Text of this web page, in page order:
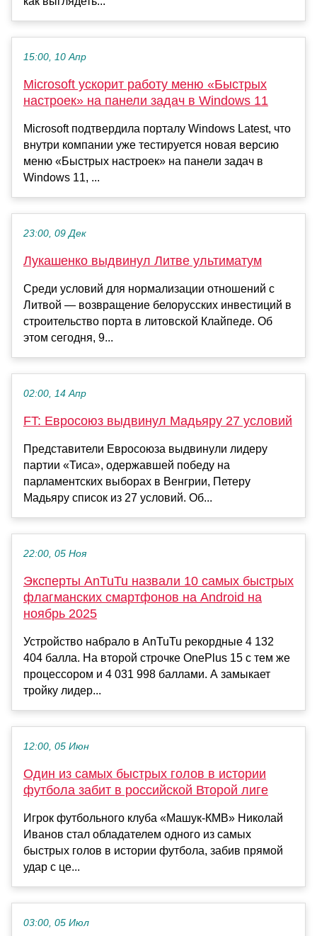
15:00, 10 Апр
Microsoft ускорит работу меню «Быстрых
настроек» на панели задач в Windows 11
Microsoft подтвердила порталу Windows Latest, что
внутри компании уже тестируется новая версию
меню «Быстрых настроек» на панели задач в
Windows 11, ...
23:00, 09 Дек
Лукашенко выдвинул Литве ультиматум
Среди условий для нормализации отношений с
Литвой — возвращение белорусских инвестиций в
строительство порта в литовской Клайпеде. Об
этом сегодня, 9...
02:00, 14 Апр
FT: Евросоюз выдвинул Мадьяру 27 условий
Представители Евросоюза выдвинули лидеру
партии «Тиса», одержавшей победу на
парламентских выборах в Венгрии, Петеру
Мадьяру список из 27 условий. Об...
22:00, 05 Ноя
Эксперты AnTuTu назвали 10 самых быстрых
флагманских смартфонов на Android на
ноябрь 2025
Устройство набрало в AnTuTu рекордные 4 132
404 балла. На второй строчке OnePlus 15 с тем же
процессором и 4 031 998 баллами. А замыкает
тройку лидер...
12:00, 05 Июн
Один из самых быстрых голов в истории
футбола забит в российской Второй лиге
Игрок футбольного клуба «Машук-КМВ» Николай
Иванов стал обладателем одного из самых
быстрых голов в истории футбола, забив прямой
удар с це...
03:00, 05 Июл